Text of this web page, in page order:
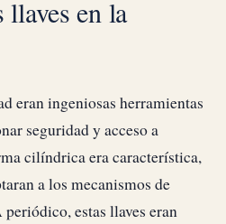
llaves en la
eran ingeniosas herramientas
seguridad y acceso a
cilíndrica era característica,
a los mecanismos de
periódico, estas llaves eran